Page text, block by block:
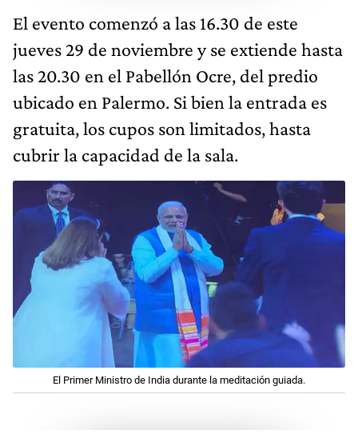
El evento comenzó a las 16.30 de este
jueves 29 de noviembre y se extiende hasta
las 20.30 en el Pabellón Ocre, del predio
ubicado en Palermo. Si bien la entrada es
gratuita, los cupos son limitados, hasta
cubrir la capacidad de la sala.
El Primer Ministro de India durante la meditación guiada.